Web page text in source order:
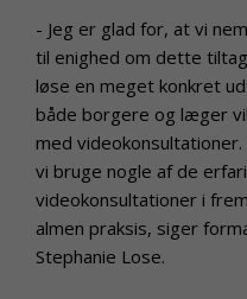
- Jeg er glad for, at vi
til enighed om dette
løse en meget konkret
både borgere og læger
med
vi bruge nogle af de
videokonsultationer i
almen praksis, siger
Stephanie Lose.